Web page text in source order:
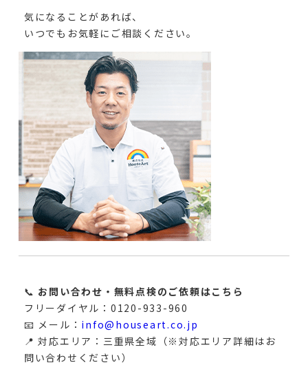
気になることがあれば、
いつでもお気軽にご相談ください。
📞 お問い合わせ・無料点検のご依頼はこちら
フリーダイヤル：0120-933-960
📧 メール： info@houseart.co.jp
📍 対応エリア：三重県全域（※対応エリア詳細はお
問い合わせください）